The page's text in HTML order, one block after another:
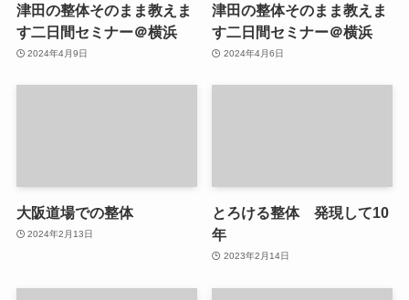
津田の整体そのまま教えま
す二日間セミナー＠横浜
2024年4月9日
津田の整体そのまま教えま
す二日間セミナー＠横浜
2024年4月6日
大阪道場での整体
2024年2月13日
とろける整体 発現して10
年
2023年2月14日